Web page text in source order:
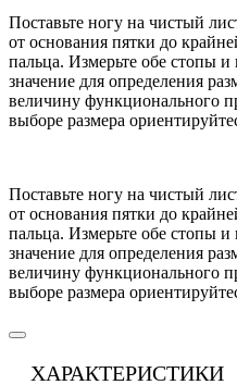
Поставьте ногу на чистый
от основания пятки до
пальца. Измерьте обе стопы
значение для определения
величину функционального
выборе размера
Поставьте ногу на чистый
от основания пятки до
пальца. Измерьте обе стопы
значение для определения
величину функционального
выборе размера
ХАРАКТЕРИСТИКИ